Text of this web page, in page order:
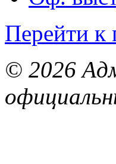
Перейти к
© 2026